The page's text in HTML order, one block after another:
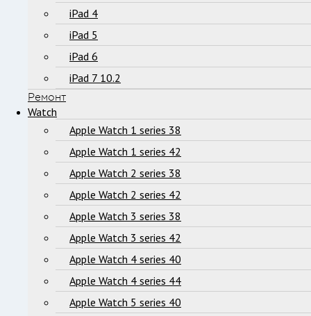
iPad 4
iPad 5
iPad 6
iPad 7 10.2
Ремонт
Watch
Apple Watch 1 series 38
Apple Watch 1 series 42
Apple Watch 2 series 38
Apple Watch 2 series 42
Apple Watch 3 series 38
Apple Watch 3 series 42
Apple Watch 4 series 40
Apple Watch 4 series 44
Apple Watch 5 series 40